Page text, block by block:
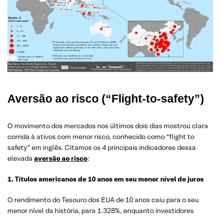
Aversão ao risco (“Flight-to-safety”)
O movimento dos mercados nos últimos dois dias mostrou clara
corrida à ativos com menor risco, conhecido como “flight to
safety” em inglês. Citamos os 4 principais indicadores dessa
elevada aversão ao risco:
1. Títulos americanos de 10 anos em seu menor nível de juros
O rendimento do Tesouro dos EUA de 10 anos caiu para o seu
menor nível da história, para 1.328%, enquanto investidores